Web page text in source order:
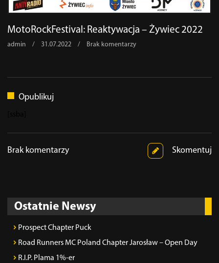
MotoRockFestival: Reaktywacja – Żywiec 2022
admin / 31.07.2022 / Brak komentarzy
Opublikuj
Brak komentarzy Skomentuj
Ostatnie Newsy
Prospect Chapter Puck
Road Runners MC Poland Chapter Jarosław – Open Day
R.I.P. Plama 1%-er